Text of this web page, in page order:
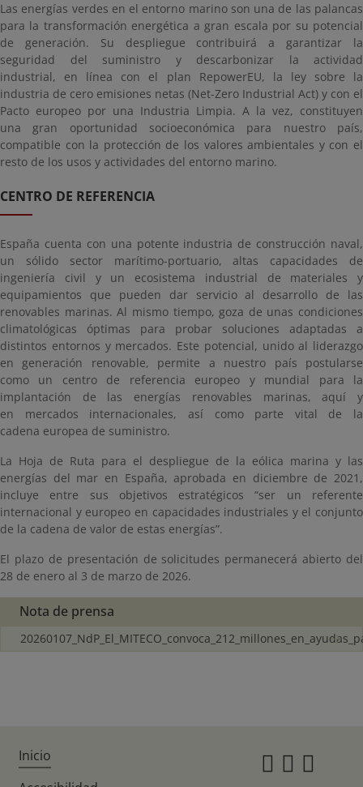
Las energías verdes en el entorno marino son una de las palancas
para la transformación energética a gran escala por su potencial
de generación. Su despliegue contribuirá a garantizar la
seguridad del suministro y descarbonizar la actividad
industrial, en línea con el plan RepowerEU, la ley sobre la
industria de cero emisiones netas (Net-Zero Industrial Act) y con el
Pacto europeo por una Industria Limpia. A la vez, constituyen
una gran oportunidad socioeconómica para nuestro país,
compatible con la protección de los valores ambientales y con el
resto de los usos y actividades del entorno marino.
CENTRO DE REFERENCIA
España cuenta con una potente industria de construcción naval,
un sólido sector marítimo-portuario, altas capacidades de
ingeniería civil y un ecosistema industrial de materiales y
equipamientos que pueden dar servicio al desarrollo de las
renovables marinas. Al mismo tiempo, goza de unas condiciones
climatológicas óptimas para probar soluciones adaptadas a
distintos entornos y mercados. Este potencial, unido al liderazgo
en generación renovable, permite a nuestro país postularse
como un centro de referencia europeo y mundial para la
implantación de las energías renovables marinas, aquí y
en mercados internacionales, así como parte vital de la
cadena europea de suministro.
La Hoja de Ruta para el despliegue de la eólica marina y las
energías del mar en España, aprobada en diciembre de 2021,
incluye entre sus objetivos estratégicos “ser un referente
internacional y europeo en capacidades industriales y el conjunto
de la cadena de valor de estas energías”.
El plazo de presentación de solicitudes permanecerá abierto del
28 de enero al 3 de marzo de 2026.
Nota de prensa
Inicio